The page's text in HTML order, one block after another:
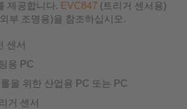
제공합니다. EVC847 (트리거 센서용)
부 조명용)을 참조하십시오.
센서
용 PC
을 위한 산업용 PC 또는 PC
거 센서